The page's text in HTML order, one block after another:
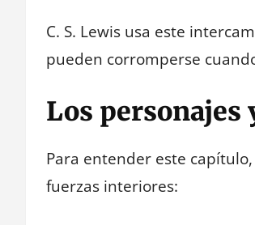
C. S. Lewis usa este
pueden corromperse
Los personajes
Para entender este
fuerzas interiores: